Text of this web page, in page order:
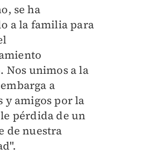
se ha
a la familia para
Nos unimos a la
a
y amigos por la
pérdida de un
de nuestra